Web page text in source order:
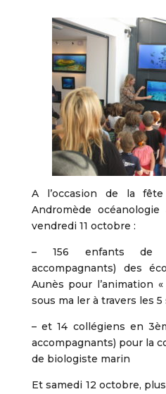
A l’occasion de la
Andromède
vendredi 11 octobre :
– 156 enfants de
accompagnants) des
Aunès pour l’animation
sous ma ler à travers les 5
– et 14 collégiens en
accompagnants) pour la
de biologiste marin
Et samedi 12 octobre,